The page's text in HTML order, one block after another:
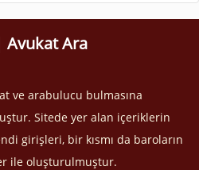
Ara
ve arabulucu bulmasına
Sitede yer alan içeriklerin
girişleri, bir kısmı da baroların
ile oluşturulmuştur.